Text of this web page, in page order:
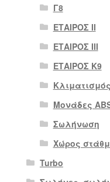
Γ8
ΕΤΑΙΡΟΣ II
ΕΤΑΙΡΟΣ III
ΕΤΑΙΡΟΣ Κ9
Μονάδες
Σωλήνωση
Χώρος
Turbo